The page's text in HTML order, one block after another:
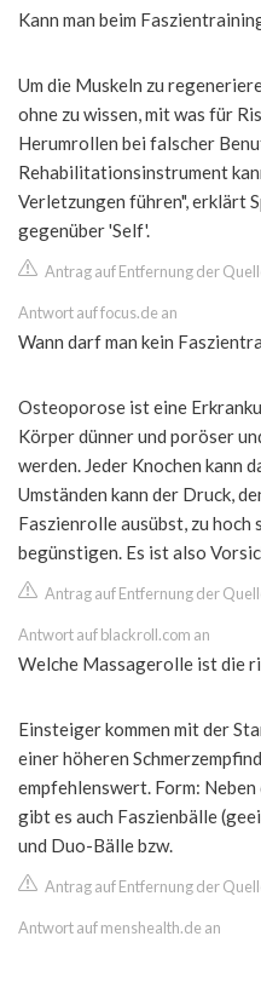
Kann man beim
Um die Muskeln zu
ohne zu wissen, mit was für
Herumrollen bei falscher
Rehabilitationsinstrument
Verletzungen führen", erklärt
gegenüber 'Self'.
Antrag auf Entfernung der
Antwort auf focus.de an
Wann darf man kein
Osteoporose ist eine
Körper dünner und poröser
werden. Jeder Knochen kann
Umständen kann der Druck,
Faszienrolle ausübst, zu hoch
begünstigen. Es ist also
Antrag auf Entfernung der
Antwort auf blackroll.com an
Welche Massagerolle ist die
Einsteiger kommen mit der
einer höheren
empfehlenswert. Form:
gibt es auch Faszienbälle
und Duo-Bälle bzw.
Antrag auf Entfernung der
Antwort auf menshealth.de an